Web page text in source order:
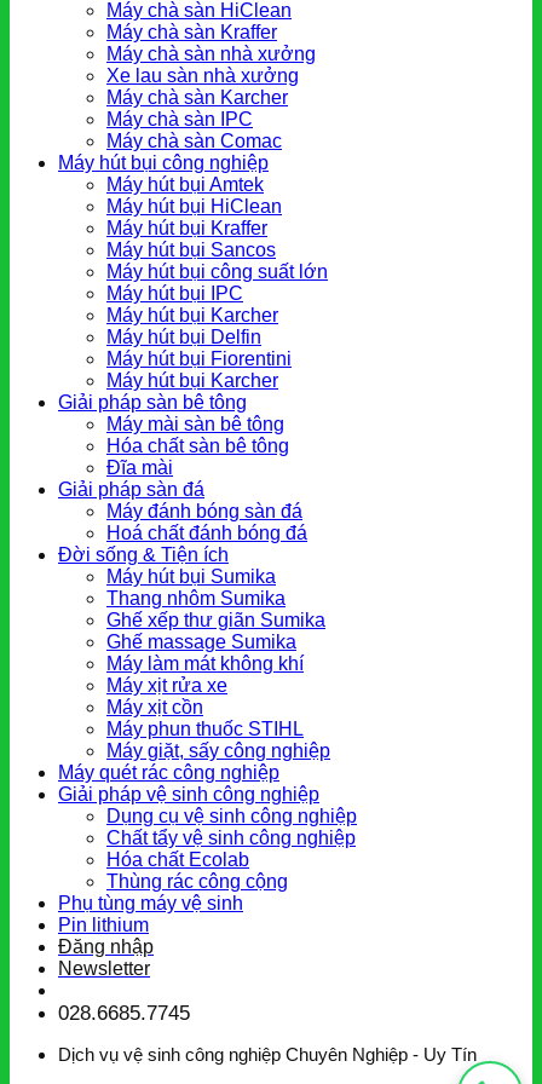
Máy chà sàn HiClean
Máy chà sàn Kraffer
Máy chà sàn nhà xưởng
Xe lau sàn nhà xưởng
Máy chà sàn Karcher
Máy chà sàn IPC
Máy chà sàn Comac
Máy hút bụi công nghiệp
Máy hút bụi Amtek
Máy hút bụi HiClean
Máy hút bụi Kraffer
Máy hút bụi Sancos
Máy hút bụi công suất lớn
Máy hút bụi IPC
Máy hút bụi Karcher
Máy hút bụi Delfin
Máy hút bụi Fiorentini
Máy hút bụi Karcher
Giải pháp sàn bê tông
Máy mài sàn bê tông
Hóa chất sàn bê tông
Đĩa mài
Giải pháp sàn đá
Máy đánh bóng sàn đá
Hoá chất đánh bóng đá
Đời sống & Tiện ích
Máy hút bụi Sumika
Thang nhôm Sumika
Ghế xếp thư giãn Sumika
Ghế massage Sumika
Máy làm mát không khí
Máy xịt rửa xe
Máy xịt cồn
Máy phun thuốc STIHL
Máy giặt, sấy công nghiệp
Máy quét rác công nghiệp
Giải pháp vệ sinh công nghiệp
Dụng cụ vệ sinh công nghiệp
Chất tẩy vệ sinh công nghiệp
Hóa chất Ecolab
Thùng rác công cộng
Phụ tùng máy vệ sinh
Pin lithium
Đăng nhập
Newsletter
028.6685.7745
Dịch vụ vệ sinh công nghiệp Chuyên Nghiệp - Uy Tín